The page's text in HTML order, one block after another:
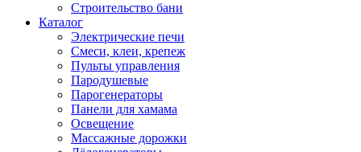
Строительство бани
Каталог
Электрические печи
Смеси, клеи, крепеж
Пульты управления
Пародушевые
Парогенераторы
Панели для хамама
Освещение
Массажные дорожки